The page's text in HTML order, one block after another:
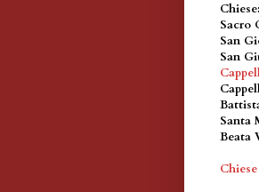
Chiese:
Sacro
San
San
Santa
Beata